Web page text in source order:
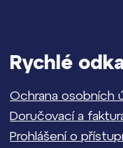
Rychlé
Ochrana osobních
Doručovací a
Prohlášení o